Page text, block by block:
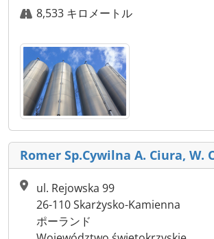
8,533 キロメートル
Romer Sp.Cywilna A. Ciura, W.
ul. Rejowska 99
26-110 Skarżysko-Kamienna
ポーランド